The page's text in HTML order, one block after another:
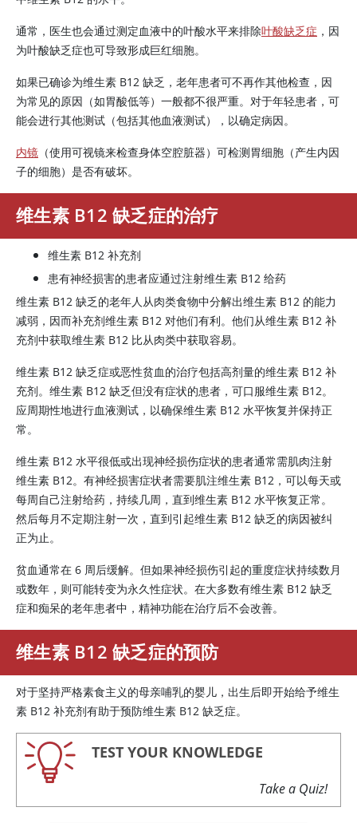
通常，医生也会通过测定血液中的叶酸水平来排除叶酸缺乏症 ，因
为叶酸缺乏症也可导致形成巨红细胞。
如果已确诊为维生素 B12 缺乏，老年患者可不再作其他检查，因
为常见的原因（如胃酸低等）一般都不很严重。对于年轻患者，可
能会进行其他测试（包括其他血液测试），以确定病因。
内镜 （使用可视镜来检查身体空腔脏器）可检测胃细胞（产生内因
子的细胞）是否有破坏。
维生素 B12 缺乏症的治疗
维生素 B12 补充剂
患有神经损害的患者应通过注射维生素 B12 给药
维生素 B12 缺乏的老年人从肉类食物中分解出维生素 B12 的能力
减弱，因而补充剂维生素 B12 对他们有利。他们从维生素 B12 补
充剂中获取维生素 B12 比从肉类中获取容易。
维生素 B12 缺乏症或恶性贫血的治疗包括高剂量的维生素 B12 补
充剂。维生素 B12 缺乏但没有症状的患者，可口服维生素 B12。
应周期性地进行血液测试，以确保维生素 B12 水平恢复并保持正
常。
维生素 B12 水平很低或出现神经损伤症状的患者通常需肌肉注射
维生素 B12。有神经损害症状者需要肌注维生素 B12，可以每天或
每周自己注射给药，持续几周，直到维生素 B12 水平恢复正常。
然后每月不定期注射一次，直到引起维生素 B12 缺乏的病因被纠
正为止。
贫血通常在 6 周后缓解。但如果神经损伤引起的重度症状持续数月
或数年，则可能转变为永久性症状。在大多数有维生素 B12 缺乏
症和痴呆的老年患者中，精神功能在治疗后不会改善。
维生素 B12 缺乏症的预防
对于坚持严格素食主义的母亲哺乳的婴儿，出生后即开始给予维生
素 B12 补充剂有助于预防维生素 B12 缺乏症。
TEST YOUR KNOWLEDGE
Take a Quiz!